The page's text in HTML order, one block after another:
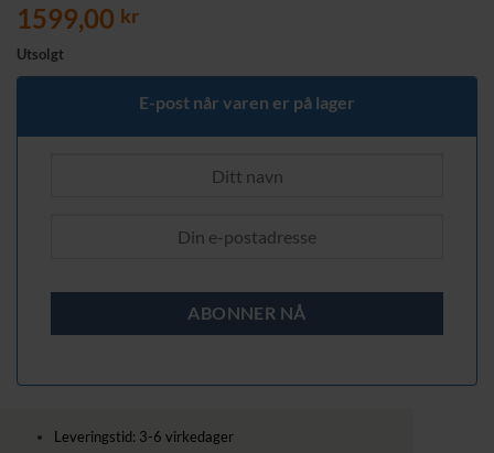
1599,00 kr
Utsolgt
E-post når varen er på lager
Leveringstid: 3-6 virkedager